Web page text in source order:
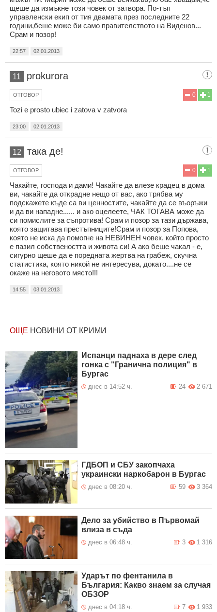
щеше да измъкне този човек от затвора. По-тъп
управленски екип от тия двамата през последните 22
години,беше може би само правителството на Виденов...
Срам и позор!
22:57 02.01.2013
11 prokurora
1
0
ОТГОВОР
Tozi e prosto ubiec i zatova v zatvora
23:00 02.01.2013
12 така де!
1
0
ОТГОВОР
Чакайте, господа и дами! Чакайте да влезе крадец в дома
ви, чакайте да открадне нещо от вас, ако трябва му
подскажете къде са ви ценностите, чакайте да се въоръжи
и да ви нападне...... и ако оцелеете, ЧАК ТОГАВА може да
си помислите за съпротива! Срам и позор за тази държава,
която защитава престъпниците!Срам и позор за Попова,
която не иска да помогне на НЕВИНЕН човек, който просто
е пазил собствеността и живота си! А ако беше чакал - е,
сигурно щеше да е поредната жертва на грабеж, скучна
статистика, която никой не интересува, докато....не се
окаже на неговото място!!!
14:55 03.01.2013
ОЩЕ НОВИНИ ОТ КРИМИ
Испанци паднаха в дере след
гонка с "Гранична полиция" в
Бургас
днес в 14:52 ч. 2 671
24
ГДБОП и СБУ закопчаха
украински наркобарон в Бургас
днес в 08:20 ч. 3 364
59
Дело за убийство в Първомай
влиза в съда
днес в 06:48 ч. 1 316
3
Ударът по фентанила в
България: Какво знаем за случая
ОБЗОР
днес в 04:18 ч. 1 933
7